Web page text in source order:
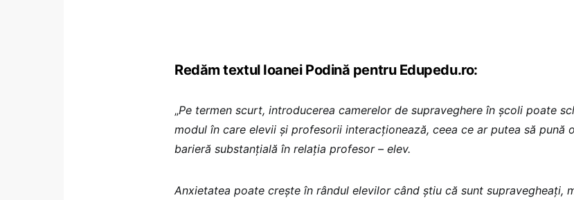
Redăm textul Ioanei Podină pentru Edupedu.ro:
„Pe termen scurt, introducerea camerelor de supraveghere în școli poate
modul în care elevii și profesorii interacționează, ceea ce ar putea să pună o
barieră substanțială în relația profesor – elev.
Anxietatea poate crește în rândul elevilor când știu că sunt supravegheați,